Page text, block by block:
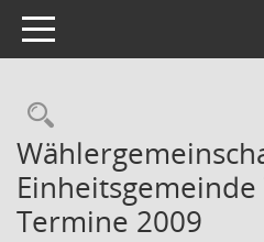
Toggle navigation
Rechercheauswahl
Termine 2009